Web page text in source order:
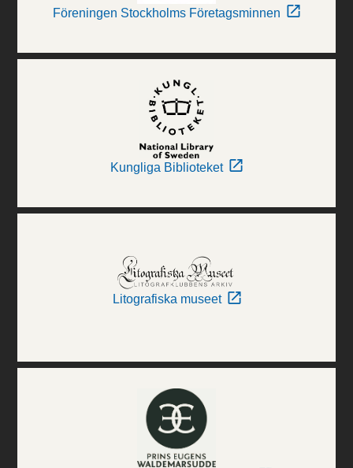
Föreningen Stockholms Företagsminnen
Kungliga Biblioteket
Litografiska museet